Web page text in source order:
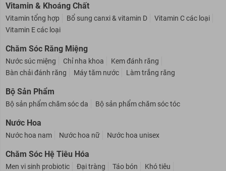
Vitamin & Khoáng Chất
Vitamin tổng hợp Bổ sung canxi & vitamin D
Vitamin C các loại
Vitamin E các loại
Chăm Sóc Răng Miệng
Nước súc miệng Chỉ nha khoa
Kem đánh răng
Bàn chải đánh răng
Máy tăm nước Làm trắng răng
Bộ Sản Phẩm
Bộ sản phẩm chăm sóc da Bộ sản phẩm chăm sóc tóc
Nước Hoa
Nước hoa nam Nước hoa nữ Nước hoa unisex
Chăm Sóc Hệ Tiêu Hóa
Men vi sinh probiotic Đại tràng Táo bón
Khó tiêu